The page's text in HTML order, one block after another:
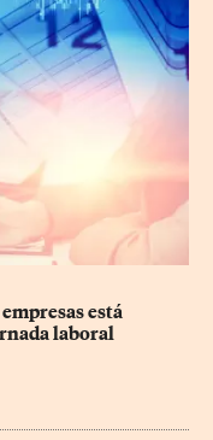
está
laboral